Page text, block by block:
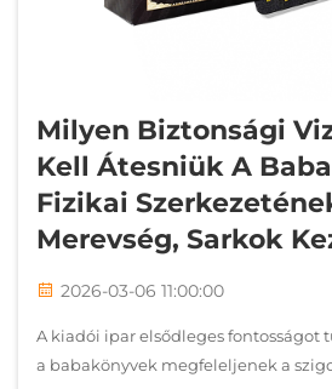
Milyen Biztonsági
Kell Átesniük A
Fizikai
Merevség, Sarkok
2026-03-06 11:00:00
A kiadói ipar elsődleges fontosságot
a babakönyvek megfeleljenek a